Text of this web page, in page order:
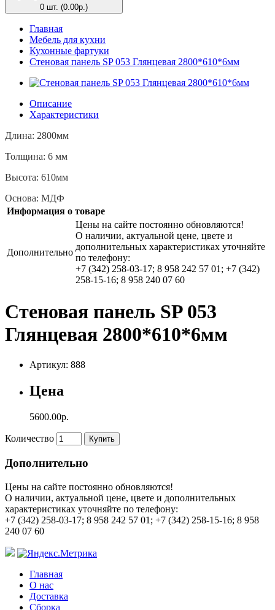
0 шт. (0.00р.)
Главная
Мебель для кухни
Кухонные фартуки
Стеновая панель SP 053 Глянцевая 2800*610*6мм
Описание
Характеристики
Длина: 2800мм
Толщина: 6 мм
Высота: 610мм
Основа: МДФ
Информация о товаре
Дополнительно
Цены на сайте постоянно обновляются!
О наличии, актуальной цене, цвете и
дополнительных характеристиках уточняйте
по телефону:
+7 (342) 258-03-17; 8 958 242 57 01; +7 (342)
258-15-16; 8 958 240 07 60
Стеновая панель SP 053
Глянцевая 2800*610*6мм
Артикул: 888
Цена
5600.00р.
Количество Купить
Дополнительно
Цены на сайте постоянно обновляются!
О наличии, актуальной цене, цвете и дополнительных
характеристиках уточняйте по телефону:
+7 (342) 258-03-17; 8 958 242 57 01; +7 (342) 258-15-16; 8 958
240 07 60
Главная
О нас
Доставка
Сборка